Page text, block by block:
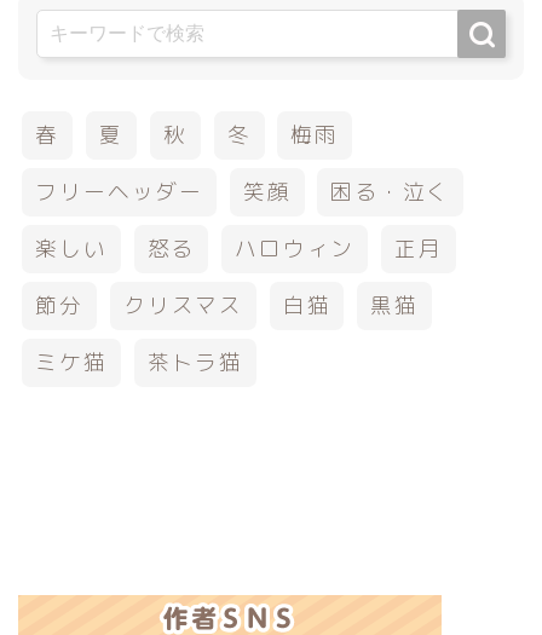
春 夏 秋 冬
梅雨
フリーヘッダー
笑顔
困る・泣く
楽しい
怒る ハロウィン
正月
節分
クリスマス 白猫
黒猫
ミケ猫
茶トラ猫